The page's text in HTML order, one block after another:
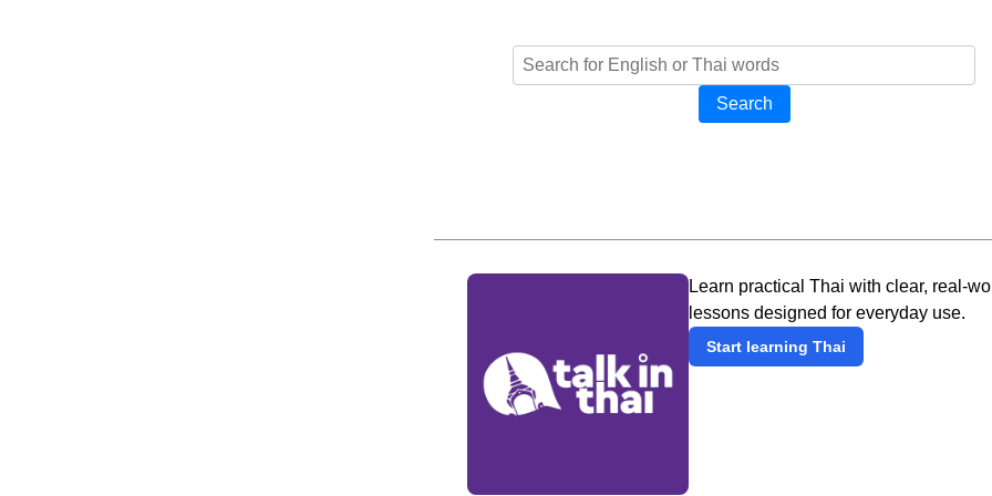
Search
Learn practical Thai with clear, real-
lessons designed for everyday use.
Start learning Thai